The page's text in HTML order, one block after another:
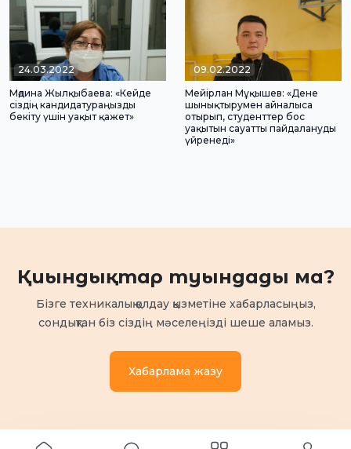
24.03.2022
Мәдина Жылқыбаева: «Кейде
сіздің кандидатураңызды
бекіту үшін уақыт қажет»
09.02.2022
Мейірлан Мұқышев: «Дене
шынықтырумен айналыса
отырып, студенттер бос
уақытын сауатты пайдалануды
үйренеді»
Қиындықтар туындады ма?
Бізге техникалық қолдау қызметіне хабарласыңыз,
сондықтан біз сіздің мәселеңізді шеше аламыз.
Хабарлама жазу